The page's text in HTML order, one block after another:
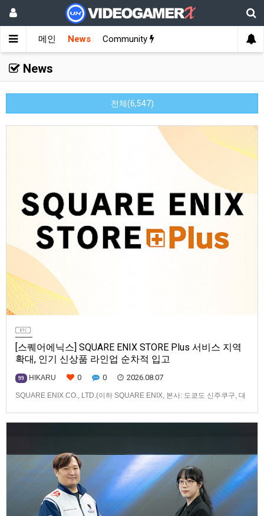
메인 News Community
News
전체(6,547)
[스퀘어에닉스] SQUARE ENIX STORE Plus 서비스 지역
확대, 인기 신상품 라인업 순차적 입고
99 HIKARU 0 0 2026.08.07
SQUARE ENIX CO., LTD.(이하 SQUARE ENIX, 본사: 도쿄도 신주쿠구, 대